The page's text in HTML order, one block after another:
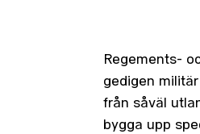
Regements-
gedigen
från såväl
bygga upp